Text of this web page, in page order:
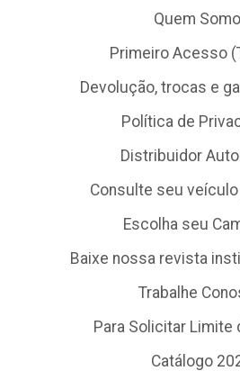
Quem
Primeiro Acesso
Devolução, trocas e
Política de
Distribuidor
Consulte seu veículo
Escolha seu
Baixe nossa revista
Trabalhe
Para Solicitar Limite
Catálogo